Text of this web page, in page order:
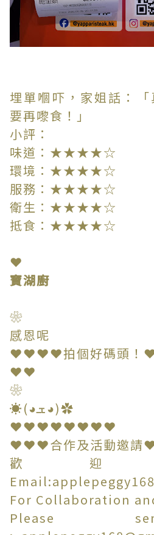
埋單嗰吓，家姐話：
要再嚟食！」
小評：
味道：★★★★☆
環境：★★★★☆
服務：★★★★☆
衛生：★★★★☆
抵食：★★★★☆
❤
寶湖廚
❀
感恩呢
❤❤❤❤拍個好碼頭！
❤❤
❀
☀(◕ܫ◕)✿
❤❤❤❤❤❤❤❤
❤❤❤合作及活動邀
歡迎
For Collaboration
Please